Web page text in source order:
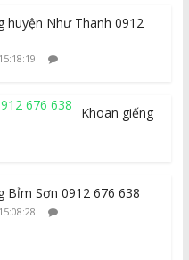
huyện Như Thanh 0912
Khoan giếng
Bỉm Sơn 0912 676 638